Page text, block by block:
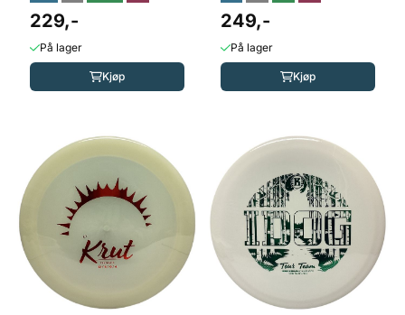
229,-
På lager
Kjøp
249,-
På lager
Kjøp